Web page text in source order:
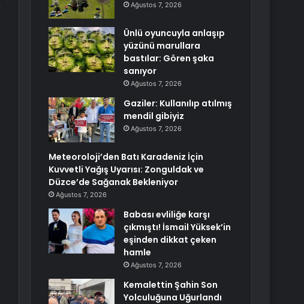
Ağustos 7, 2026
Ünlü oyuncuyla anlaşıp
yüzünü marullara
bastılar: Gören şaka
sanıyor
Ağustos 7, 2026
Gaziler: Kullanılıp atılmış
mendil gibiyiz
Ağustos 7, 2026
Meteoroloji’den Batı Karadeniz İçin
Kuvvetli Yağış Uyarısı: Zonguldak ve
Düzce’de Sağanak Bekleniyor
Ağustos 7, 2026
Babası evliliğe karşı
çıkmıştı! İsmail Yüksek’in
eşinden dikkat çeken
hamle
Ağustos 7, 2026
Kemalettin Şahin Son
Yolculuğuna Uğurlandı